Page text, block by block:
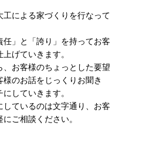
による家づくりを行なって
任」と「誇り」を持ってお客
げていきます。
お客様のちょっとした要望
のお話をじっくりお聞き
していきます。
ているのは文字通り、お客
ご相談ください。